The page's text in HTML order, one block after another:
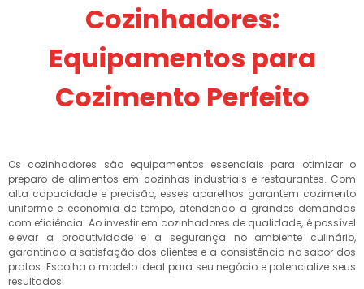
Cozinhadores:
Equipamentos para
Cozimento Perfeito
Os cozinhadores são equipamentos essenciais para otimizar o
preparo de alimentos em cozinhas industriais e restaurantes. Com
alta capacidade e precisão, esses aparelhos garantem cozimento
uniforme e economia de tempo, atendendo a grandes demandas
com eficiência. Ao investir em cozinhadores de qualidade, é possível
elevar a produtividade e a segurança no ambiente culinário,
garantindo a satisfação dos clientes e a consistência no sabor dos
pratos. Escolha o modelo ideal para seu negócio e potencialize seus
resultados!